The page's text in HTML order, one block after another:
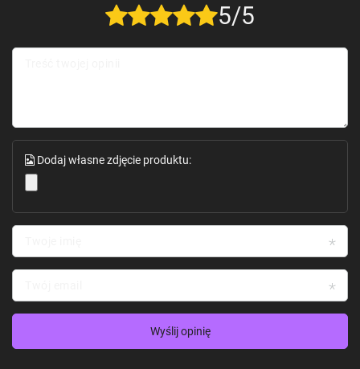
5/5
Dodaj własne zdjęcie produktu:
Wyślij opinię